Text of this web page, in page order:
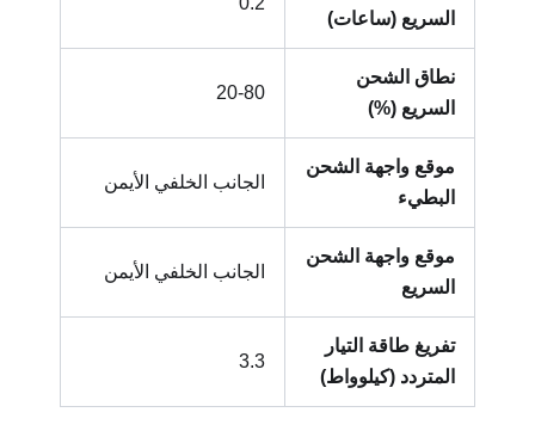
السريع (ساعات)
نطاق الشحن
السريع (%)
20-80
موقع واجهة الشحن
البطيء
الجانب الخلفي الأيمن
موقع واجهة الشحن
السريع
الجانب الخلفي الأيمن
تفريغ طاقة التيار
المتردد (كيلوواط)